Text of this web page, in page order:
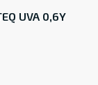
UVA 0,6Y